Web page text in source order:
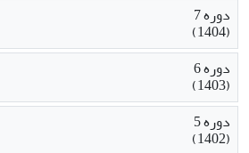
دوره 7
(1404)
دوره 6
(1403)
دوره 5
(1402)